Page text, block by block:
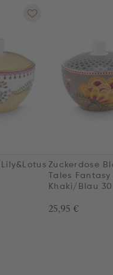
Zuckerdose
Tales Fantasy
Khaki/Blau
25,95 €